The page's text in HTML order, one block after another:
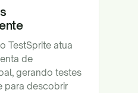
TestSprite atua
de
gerando testes
para descobrir